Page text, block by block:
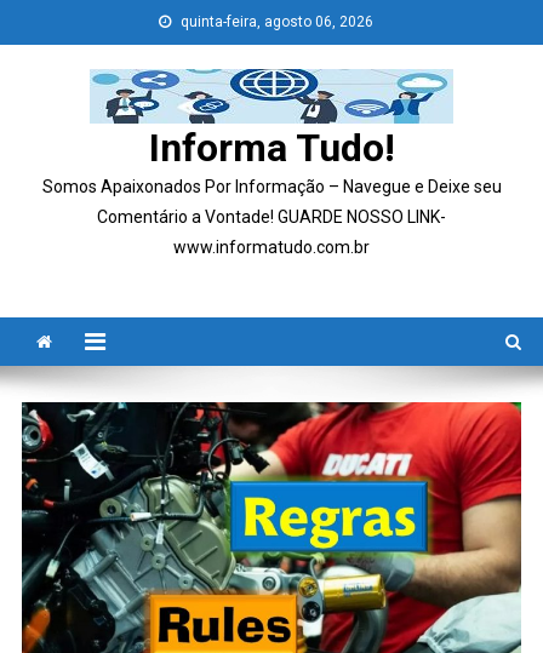
to
quinta-feira, agosto 06, 2026
Informa Tudo!
Somos Apaixonados Por Informação – Navegue e Deixe seu
Comentário a Vontade! GUARDE NOSSO LINK-
www.informatudo.com.br